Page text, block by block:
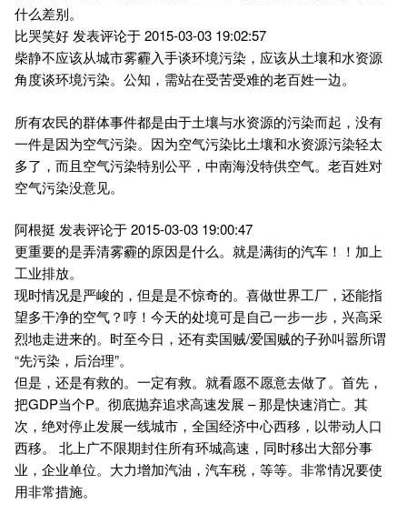
什么差别。
比哭笑好 发表评论于 2015-03-03 19:02:57
柴静不应该从城市雾霾入手谈环境污染，应该从土壤和水资源
角度谈环境污染。公知，需站在受苦受难的老百姓一边。
所有农民的群体事件都是由于土壤与水资源的污染而起，没有
一件是因为空气污染。因为空气污染比土壤和水资源污染轻太
多了，而且空气污染特别公平，中南海没特供空气。老百姓对
空气污染没意见。
阿根挺 发表评论于 2015-03-03 19:00:47
更重要的是弄清雾霾的原因是什么。就是满街的汽车！！加上
工业排放。
现时情况是严峻的，但是是不惊奇的。喜做世界工厂，还能指
望多干净的空气？哼！今天的处境可是自己一步一步，兴高采
烈地走进来的。时至今日，还有卖国贼/爱国贼的子孙叫嚣所谓
“先污染，后治理”。
但是，还是有救的。一定有救。就看愿不愿意去做了。首先，
把GDP当个P。彻底抛弃追求高速发展 – 那是快速消亡。其
次，绝对停止发展一线城市，全国经济中心西移，以带动人口
西移。 北上广不限期封住所有环城高速，同时移出大部分事
业，企业单位。大力增加汽油，汽车税，等等。非常情况要使
用非常措施。